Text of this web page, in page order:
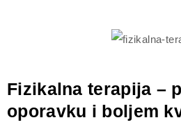
Fizikalna terapija –
oporavku i boljem